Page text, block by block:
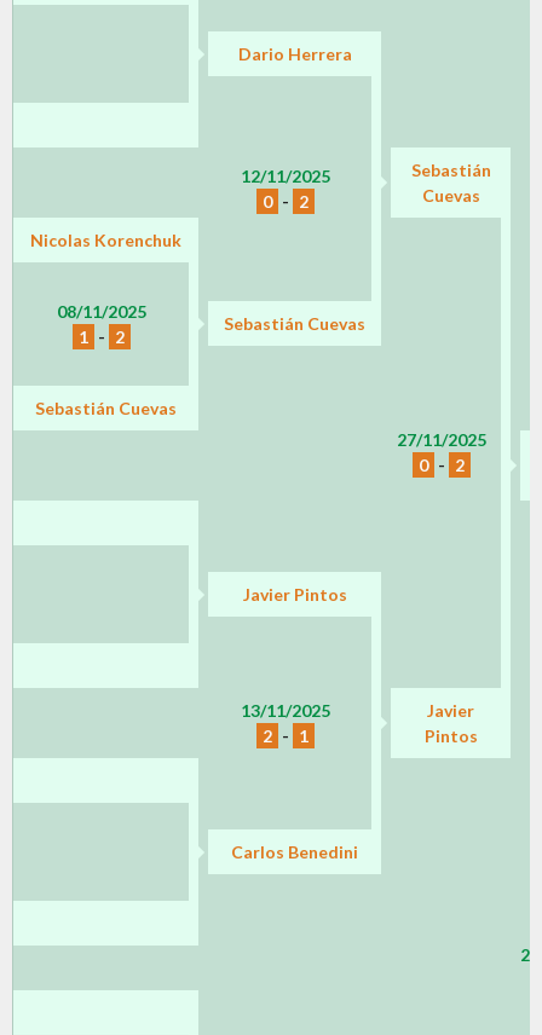
Dario Herrera
12/11/2025
0 - 2
Sebastián
Cuevas
Nicolas Korenchuk
27/11/2025
0 - 2
08/11/2025
1 - 2
Sebastián Cuevas
Sebastián Cuevas
Javier Pintos
13/11/2025
2 - 1
Javier
Pintos
Carlos Benedini